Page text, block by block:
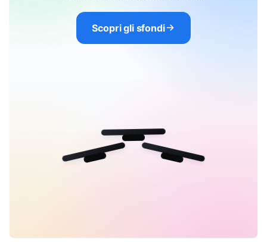
Scopri gli sfondi